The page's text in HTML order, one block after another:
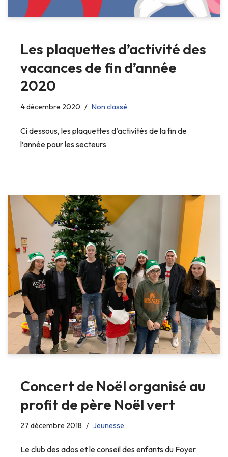
Les plaquettes d’activité des
vacances de fin d’année
2020
4 décembre 2020 Non classé
Ci dessous, les plaquettes d’activités de la fin de
l’année pour les secteurs
Concert de Noël organisé au
profit de père Noël vert
27 décembre 2018 Jeunesse
Le club des ados et le conseil des enfants du Foyer